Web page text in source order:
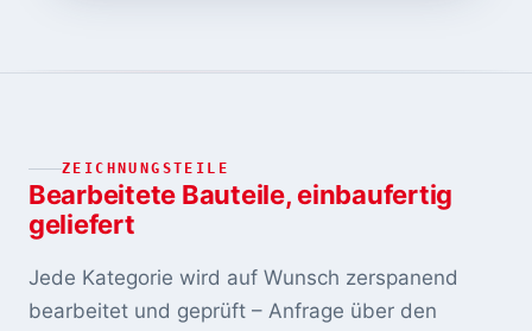
ZEICHNUNGSTEILE
Bearbeitete Bauteile, einbaufertig
geliefert
Jede Kategorie wird auf Wunsch zerspanend
bearbeitet und geprüft – Anfrage über den